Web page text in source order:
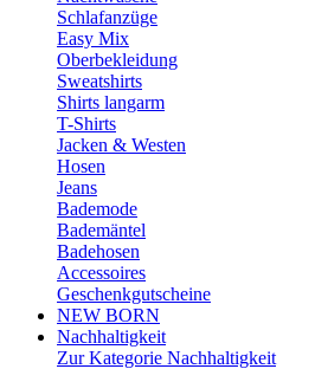
Schlafanzüge
Easy Mix
Oberbekleidung
Sweatshirts
Shirts langarm
T-Shirts
Jacken & Westen
Hosen
Jeans
Bademode
Bademäntel
Badehosen
Accessoires
Geschenkgutscheine
NEW BORN
Nachhaltigkeit
Zur Kategorie Nachhaltigkeit